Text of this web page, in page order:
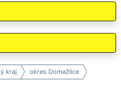
kraj okres Domažlice